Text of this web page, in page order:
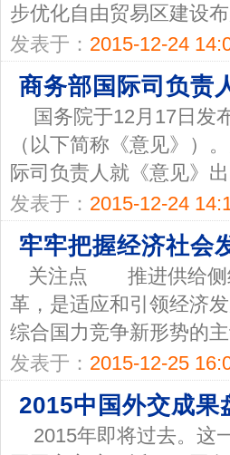
步优化自由贸易区建设
发表于： 2015-12-24
商务部国际司负责
国务院于12月17日发
（以下简称《意见》）
际司负责人就《意见》
发表于： 2015-12-24
牢牢把握经济社
关注点 推进供给侧
革，是适应和引领经济
综合国力竞争新形势的
发表于： 2015-12-25
2015中国外交成果
2015年即将过去。这